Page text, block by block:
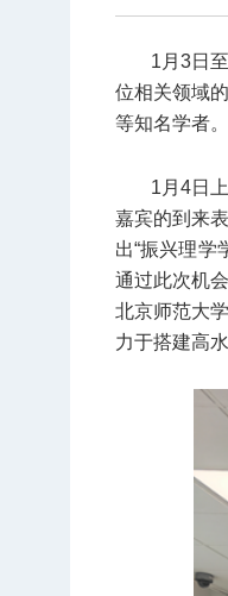
1月3日
位相关领域
等知名学者。
1月4日
嘉宾的到来
出“振兴理学
通过此次机
北京师范大
力于搭建高